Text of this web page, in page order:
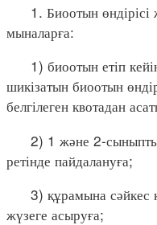
1. Биоотын өндірісі
мыналарға:
1) биоотын етіп
шикізатын биоотын
белгілеген квотадан
2) 1 және 2-сыныпты
ретінде пайдалануға;
3) құрамына сәйкес
жүзеге асыруға;